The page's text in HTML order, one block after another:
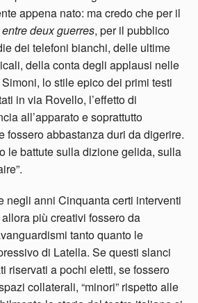
appena nato: ma credo che per il
entre deux guerres, per il pubblico
dei telefoni bianchi, delle ultime
della conta degli applausi nelle
lo stile epico dei primi testi
in via Rovello, l’effetto di
all’apparato e soprattutto
fossero abbastanza duri da digerire.
le battute sulla dizione gelida, sulla
negli anni Cinquanta certi interventi
più creativi fossero da
tanto quanto le
di Latella. Se questi slanci
riservati a pochi eletti, se fossero
collaterali, “minori” rispetto alle